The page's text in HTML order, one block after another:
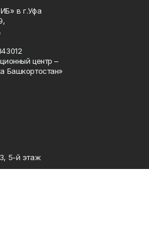
в г.Уфа
центр –
Башкортостан»
5-й этаж